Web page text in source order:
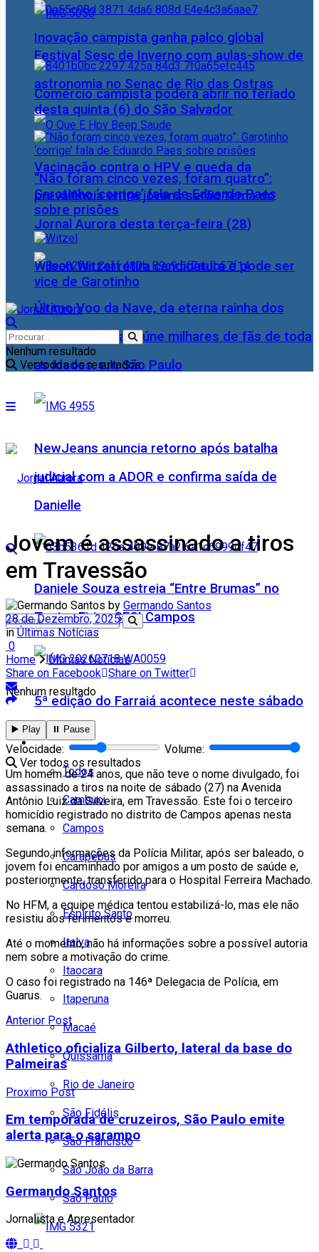
Festival Sesc de Inverno com aulas-show de
astronomia no Senac de Rio das Ostras
Vacinação contra o HPV e queda da
prevalência entre jovens serão tema do
Jornal Aurora desta terça-feira (28)
Último Voo da Nave, da eterna rainha dos
Baixinhos, Xuxa reúne milhares de fãs de toda
as idades, em São Paulo
NewJeans anuncia retorno após batalha
judicial com a ADOR e confirma saída de
Danielle
Daniele Souza estreia “Entre Brumas” no
Teatro Firjan SESI Campos
5ª edição do Farraiá acontece neste sábado
Cidades
Todos
Cambuci
Campos
Carapebus
Cardoso Moreira
Espírito Santo
Italva
Itaocara
Itaperuna
Macaé
Quissamã
Rio de Janeiro
São Fidélis
São Francisco
São João da Barra
São Paulo
Inovação campista ganha palco global
Comércio campista poderá abrir no feriado
desta quinta (6) do São Salvador
“Não foram cinco vezes, foram quatro”:
Garotinho ‘corrige’ fala de Eduardo Paes
sobre prisões
Wilson Witzel retira candidatura e pode ser
vice de Garotinho
Nenhum resultado
Ver todos os resultados
Nenhum resultado
Ver todos os resultados
Jovem é assassinado a tiros
em Travessão
by Germando Santos
28 de Dezembro, 2025
in Últimas Notícias
0
Home
Últimas Notícias
Share on Facebook Share on Twitter
▶️ Play ⏸️ Pause
Velocidade:
Volume:
Um homem de 24 anos, que não teve o nome divulgado, foi
assassinado a tiros na noite de sábado (27) na Avenida
Antônio Luiz da Silveira, em Travessão. Este foi o terceiro
homicídio registrado no distrito de Campos apenas nesta
semana.
Segundo informações da Polícia Militar, após ser baleado, o
jovem foi encaminhado por amigos a um posto de saúde e,
posteriormente, transferido para o Hospital Ferreira Machado.
No HFM, a equipe médica tentou estabilizá-lo, mas ele não
resistiu aos ferimentos e morreu.
Até o momento, não há informações sobre a possível autoria
nem sobre a motivação do crime.
O caso foi registrado na 146ª Delegacia de Polícia, em
Guarus.
Anterior Post
Athletico oficializa Gilberto, lateral da base do
Palmeiras
Proximo Post
Em temporada de cruzeiros, São Paulo emite
alerta para o sarampo
Germando Santos
Jornalista e Apresentador